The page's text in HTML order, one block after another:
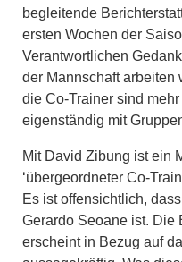
begleitende
ersten Wochen der
Verantwortlichen
der Mannschaft
die Co-Trainer sind
eigenständig mit
Mit David Zibung ist ein
‘übergeordneter Co-
Es ist offensichtlich,
Gerardo Seoane ist. Die
erscheint in Bezug auf